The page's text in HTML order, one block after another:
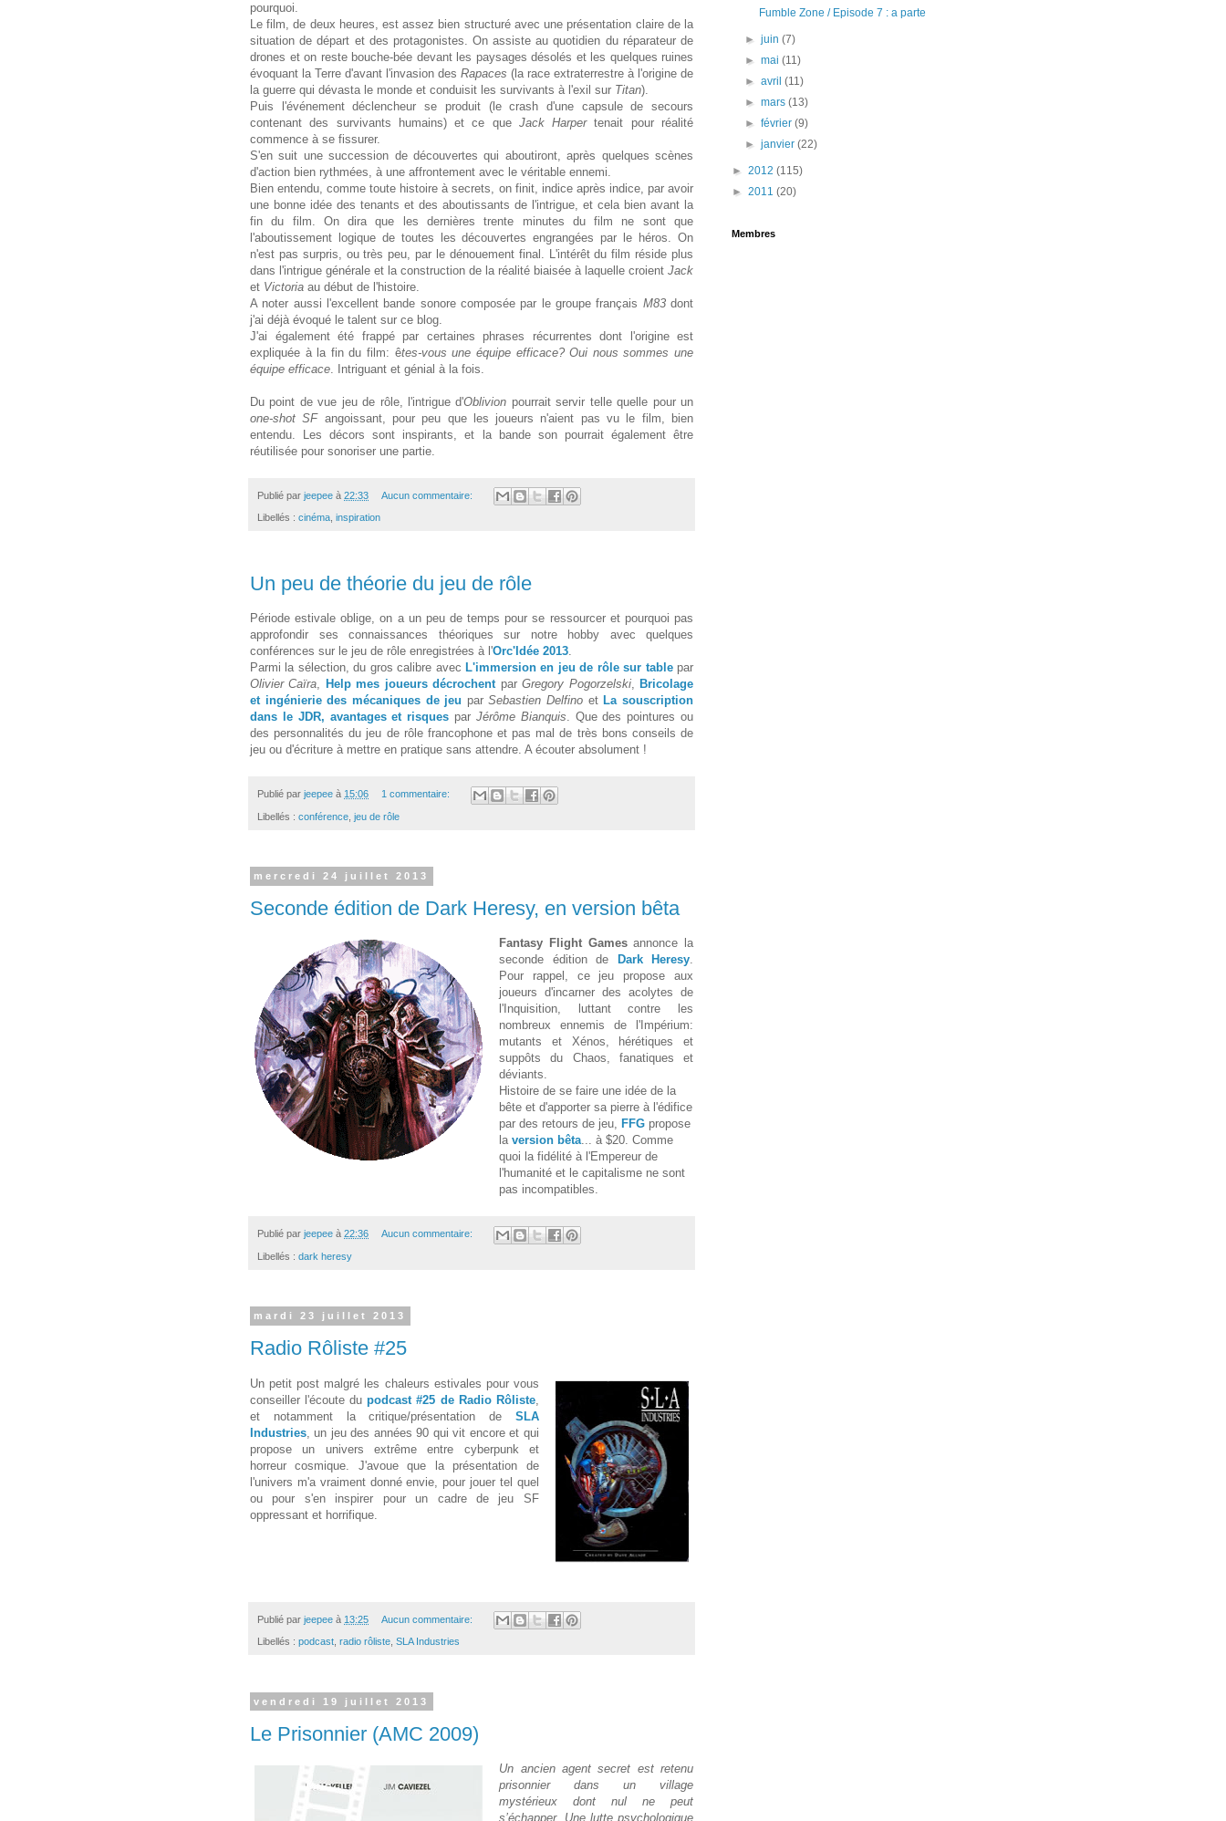
pourquoi.
Le film, de deux heures, est assez bien structuré avec une présentation claire de la
situation de départ et des protagonistes. On assiste au quotidien du réparateur de
drones et on reste bouche-bée devant les paysages désolés et les quelques ruines
évoquant la Terre d'avant l'invasion des Rapaces (la race extraterrestre à l'origine de
la guerre qui dévasta le monde et conduisit les survivants à l'exil sur Titan).
Puis l'événement déclencheur se produit (le crash d'une capsule de secours
contenant des survivants humains) et ce que Jack Harpertenait pour réalité
commence à se fissurer.
S'en suit une succession de découvertes qui aboutiront, après quelques scènes
d'action bien rythmées, à une affrontement avec le véritable ennemi.
Bien entendu, comme toute histoire à secrets, on finit, indice après indice, par avoir
une bonne idée des tenants et des aboutissants de l'intrigue, et cela bien avant la
fin du film. On dira que les dernières trente minutes du film ne sont que
l'aboutissement logique de toutes les découvertes engrangées par le héros. On
n'est pas surpris, ou très peu, par le dénouement final. L'intérêt du film réside plus
dans l'intrigue générale et la construction de la réalité biaisée à laquelle croient Jack
et Victoria au début de l'histoire.
A noter aussi l'excellent bande sonore composée par le groupe français M83dont
j'ai déjà évoqué le talent sur ce blog.
J'ai également été frappé par certaines phrases récurrentes dont l'origine est
expliquée à la fin du film: êtes-vous une équipe efficace? Oui nous sommes une
équipe efficace . Intriguant et génial à la fois.
Du point de vue jeu de rôle, l'intrigue d'Oblivion pourrait servir telle quelle pour un
one-shot SFangoissant, pour peu que les joueurs n'aient pas vu le film, bien
entendu. Les décors sont inspirants, et la bande son pourrait également être
réutilisée pour sonoriser une partie.
Publié par jeepee à 22:33 Aucun commentaire:
Libellés : cinéma inspiration
Un peu de théorie du jeu de rôle
Période estivale oblige, on a un peu de temps pour se ressourcer et pourquoi pas
approfondir ses connaissances théoriques sur notre hobby avec quelques
conférences sur le jeu de rôle enregistrées à l'Orc'Idée 2013.
Parmi la sélection, du gros calibre avec L'immersion en jeu de rôle sur tablepar
Olivier Caïra, Help mes joueurs décrochentparGregory Pogorzelski, Bricolage
et ingénierie des mécaniques de jeu parSebastien Delfino et La souscription
dans le JDR, avantages et risques par Jérôme Bianquis. Que des pointures ou
des personnalités du jeu de rôle francophone et pas mal de très bons conseils de
jeu ou d'écriture à mettre en pratique sans attendre. A écouter absolument !
Publié par jeepee à 15:06 1 commentaire:
Libellés : conférence jeu de rôle
mercredi 24 juillet 2013
Seconde édition de Dark Heresy, en version bêta
Fantasy Flight Gamesannonce la
seconde édition de
Dark Heresy.
Pour rappel, ce jeu propose aux
joueurs d'incarner des acolytes de
l'Inquisition, luttant contre les
nombreux ennemis de l'Impérium:
mutants et Xénos, hérétiques et
suppôts du Chaos, fanatiques et
déviants.
Histoire de se faire une idée de la
bête et d'apporter sa pierre à l'édifice
par des retours de jeu, FFG propose
laversion bêta... à $20. Comme
quoi la fidélité à l'Empereur de
l'humanité et le capitalisme ne sont
pas incompatibles.
Publié par jeepee à 22:36 Aucun commentaire:
Libellés : dark heresy
mardi 23 juillet 2013
Radio Rôliste #25
Un petit post malgré les chaleurs estivales pour vous
conseiller l'écoute dupodcast #25 de Radio Rôliste,
et notamment la critique/présentation de SLA
Industries , un jeu des années 90 qui vit encore et qui
propose un univers extrême entre cyberpunk et
horreur cosmique. J'avoue que la présentation de
l'univers m'a vraiment donné envie, pour jouer tel quel
ou pour s'en inspirer pour un cadre de jeu SF
oppressant et horrifique.
Publié par jeepee à 13:25 Aucun commentaire:
Libellés : podcast radio rôliste SLA Industries
vendredi 19 juillet 2013
Le Prisonnier (AMC 2009)
Un ancien agent secret est retenu
prisonnier dans un village
mystérieux dont nul ne peut
s’échapper. Une lutte psychologique
Fumble Zone / Episode 7 : a parte
►juin(7)
►mai(11)
►avril(11)
►mars(13)
►février(9)
►janvier(22)
► 2012 (115)
► 2011 (20)
Membres